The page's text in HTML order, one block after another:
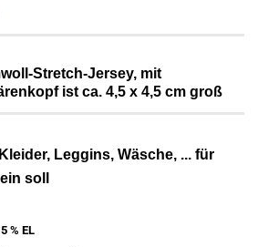
Stretch-Jersey, mit
ist ca. 4,5 x 4,5 cm groß
Leggins, Wäsche, ... für
soll
% EL